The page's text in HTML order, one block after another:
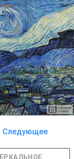
Следующее